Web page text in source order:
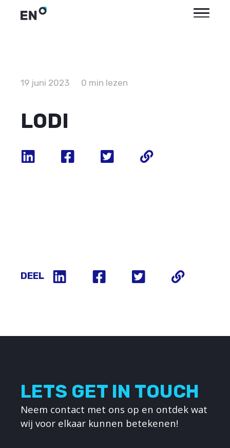
19 juni 2023 0 min lezen
LODI
DEEL
LETS GET IN TOUCH
Neem contact met ons op en ontdek wat
wij voor elkaar kunnen betekenen!